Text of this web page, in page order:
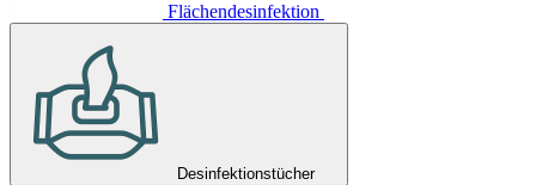
Flächendesinfektion
Desinfektionstücher